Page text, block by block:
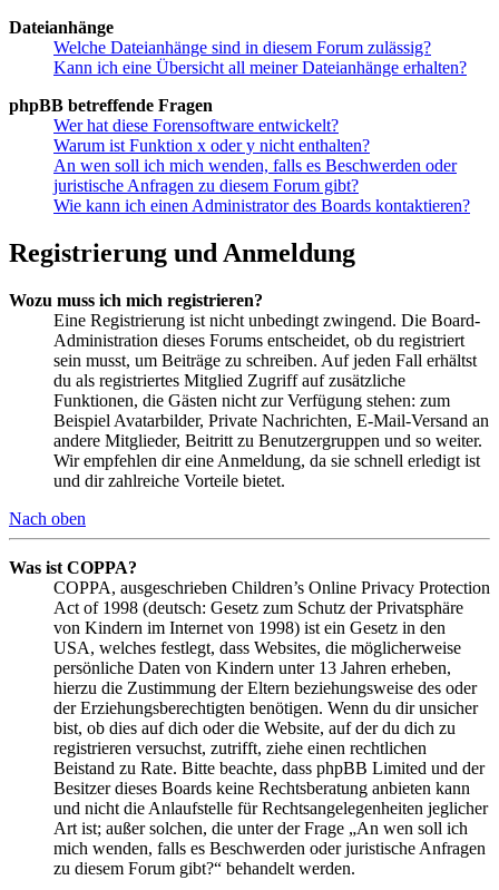
Dateianhänge
Welche Dateianhänge sind in diesem Forum zulässig?
Kann ich eine Übersicht all meiner Dateianhänge erhalten?
phpBB betreffende Fragen
Wer hat diese Forensoftware entwickelt?
Warum ist Funktion x oder y nicht enthalten?
An wen soll ich mich wenden, falls es Beschwerden oder
juristische Anfragen zu diesem Forum gibt?
Wie kann ich einen Administrator des Boards kontaktieren?
Registrierung und Anmeldung
Wozu muss ich mich registrieren?
Eine Registrierung ist nicht unbedingt zwingend. Die Board-
Administration dieses Forums entscheidet, ob du registriert
sein musst, um Beiträge zu schreiben. Auf jeden Fall erhältst
du als registriertes Mitglied Zugriff auf zusätzliche
Funktionen, die Gästen nicht zur Verfügung stehen: zum
Beispiel Avatarbilder, Private Nachrichten, E-Mail-Versand an
andere Mitglieder, Beitritt zu Benutzergruppen und so weiter.
Wir empfehlen dir eine Anmeldung, da sie schnell erledigt ist
und dir zahlreiche Vorteile bietet.
Nach oben
Was ist COPPA?
COPPA, ausgeschrieben Children’s Online Privacy Protection
Act of 1998 (deutsch: Gesetz zum Schutz der Privatsphäre
von Kindern im Internet von 1998) ist ein Gesetz in den
USA, welches festlegt, dass Websites, die möglicherweise
persönliche Daten von Kindern unter 13 Jahren erheben,
hierzu die Zustimmung der Eltern beziehungsweise des oder
der Erziehungsberechtigten benötigen. Wenn du dir unsicher
bist, ob dies auf dich oder die Website, auf der du dich zu
registrieren versuchst, zutrifft, ziehe einen rechtlichen
Beistand zu Rate. Bitte beachte, dass phpBB Limited und der
Besitzer dieses Boards keine Rechtsberatung anbieten kann
und nicht die Anlaufstelle für Rechtsangelegenheiten jeglicher
Art ist; außer solchen, die unter der Frage „An wen soll ich
mich wenden, falls es Beschwerden oder juristische Anfragen
zu diesem Forum gibt?“ behandelt werden.